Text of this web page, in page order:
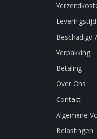
Leveringstijd
Beschadigd
Verpakking
Betaling
Over Ons
Contact
Algemene
Belastingen